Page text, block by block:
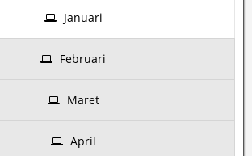
Januari
Februari
Maret
April